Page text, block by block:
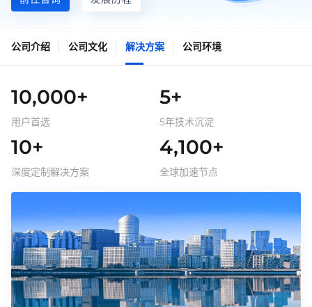
公司介绍 公司文化 解决方案 公司环境
10,000+
用户首选
5+
5年技术沉淀
10+
深度定制解决方案
4,100+
全球加速节点